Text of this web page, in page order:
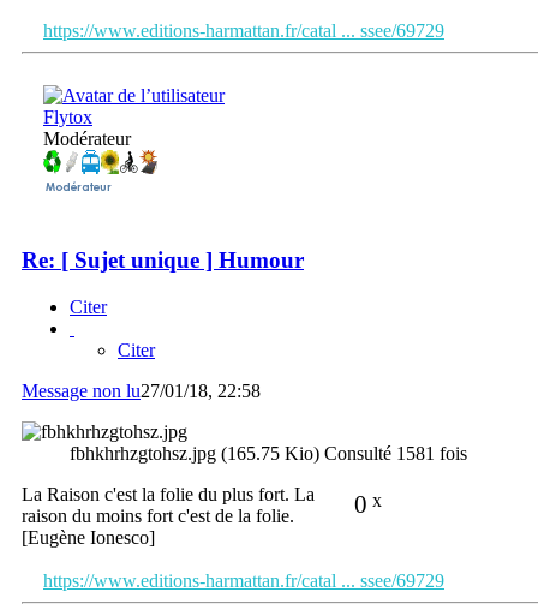
https://www.editions-harmattan.fr/catal ... ssee/69729
Flytox
Modérateur
Re: [ Sujet unique ] Humour
Citer
Citer
Message non lu27/01/18, 22:58
fbhkhrhzgtohsz.jpg (165.75 Kio) Consulté 1581 fois
0 x
La Raison c'est la folie du plus fort. La
raison du moins fort c'est de la folie.
[Eugène Ionesco]
https://www.editions-harmattan.fr/catal ... ssee/69729